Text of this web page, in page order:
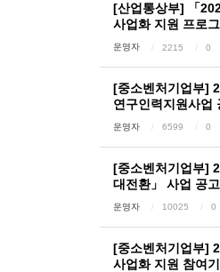
[산업통상부] 「
사업화 지원 프로
운영자 2215 0
[중소벤처기업부]
연구인력지원사업
운영자 6599 0
[중소벤처기업부]
대전환」 사업 공고
운영자 10025 0
[중소벤처기업부]
사업화 지원 참여